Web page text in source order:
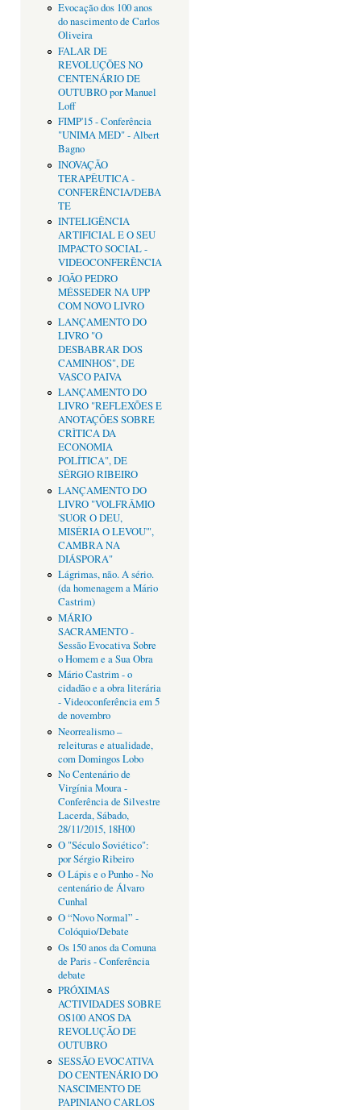
Evocação dos 100 anos
do nascimento de Carlos
Oliveira
FALAR DE
REVOLUÇÕES NO
CENTENÁRIO DE
OUTUBRO por Manuel
Loff
FIMP'15 - Conferência
"UNIMA MED" - Albert
Bagno
INOVAÇÃO
TERAPÊUTICA -
CONFERÊNCIA/DEBA
TE
INTELIGÊNCIA
ARTIFICIAL E O SEU
IMPACTO SOCIAL -
VIDEOCONFERÊNCIA
JOÃO PEDRO
MÉSSEDER NA UPP
COM NOVO LIVRO
LANÇAMENTO DO
LIVRO "O
DESBABRAR DOS
CAMINHOS", DE
VASCO PAIVA
LANÇAMENTO DO
LIVRO "REFLEXÕES E
ANOTAÇÕES SOBRE
CRÌTICA DA
ECONOMIA
POLÍTICA", DE
SÉRGIO RIBEIRO
LANÇAMENTO DO
LIVRO "VOLFRÂMIO
'SUOR O DEU,
MISÉRIA O LEVOU'",
CAMBRA NA
DIÁSPORA"
Lágrimas, não. A sério.
(da homenagem a Mário
Castrim)
MÁRIO
SACRAMENTO -
Sessão Evocativa Sobre
o Homem e a Sua Obra
Mário Castrim - o
cidadão e a obra literária
- Videoconferência em 5
de novembro
Neorrealismo –
releituras e atualidade,
com Domingos Lobo
No Centenário de
Virgínia Moura -
Conferência de Silvestre
Lacerda, Sábado,
28/11/2015, 18H00
O "Século Soviético":
por Sérgio Ribeiro
O Lápis e o Punho - No
centenário de Álvaro
Cunhal
O “Novo Normal” -
Colóquio/Debate
Os 150 anos da Comuna
de Paris - Conferência
debate
PRÓXIMAS
ACTIVIDADES SOBRE
OS100 ANOS DA
REVOLUÇÃO DE
OUTUBRO
SESSÃO EVOCATIVA
DO CENTENÁRIO DO
NASCIMENTO DE
PAPINIANO CARLOS